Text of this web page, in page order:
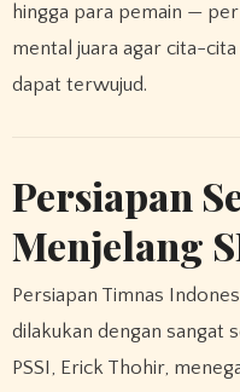
hingga para pemain —
mental juara agar cita-
dapat terwujud.
Persiapan
Menjelang
Persiapan Timnas
dilakukan dengan sangat
PSSI, Erick Thohir,